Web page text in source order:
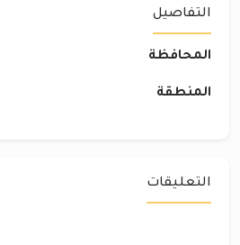
التفاصيل
المحافظة
المنطقة
التعليقات